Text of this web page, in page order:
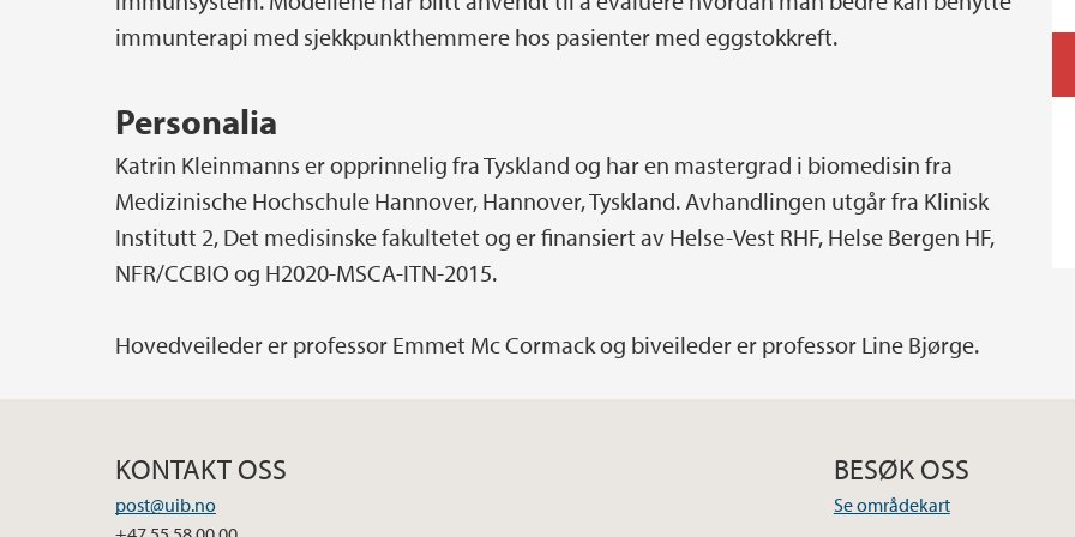
immunterapi med sjekkpunkthemmere hos pasienter med eggstokkreft.
Personalia
Katrin Kleinmanns er opprinnelig fra Tyskland og har en mastergrad i biomedisin fra
Medizinische Hochschule Hannover, Hannover, Tyskland. Avhandlingen utgår fra Klinisk
Institutt 2, Det medisinske fakultetet og er finansiert av Helse-Vest RHF, Helse Bergen HF,
NFR/CCBIO og H2020-MSCA-ITN-2015.
Hovedveileder er professor Emmet Mc Cormack og biveileder er professor Line Bjørge.
KONTAKT OSS
post@uib.no
BESØK OSS
Se områdekart